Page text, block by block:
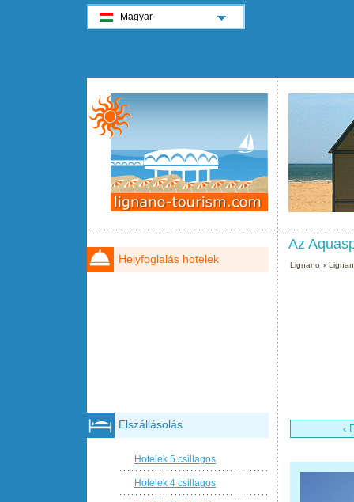
Az
Lignano ›
‹
Helyfoglalás hotelek
Elszállásolás
Hotelek 5 csillagos
Hotelek 4 csillagos
Magyar